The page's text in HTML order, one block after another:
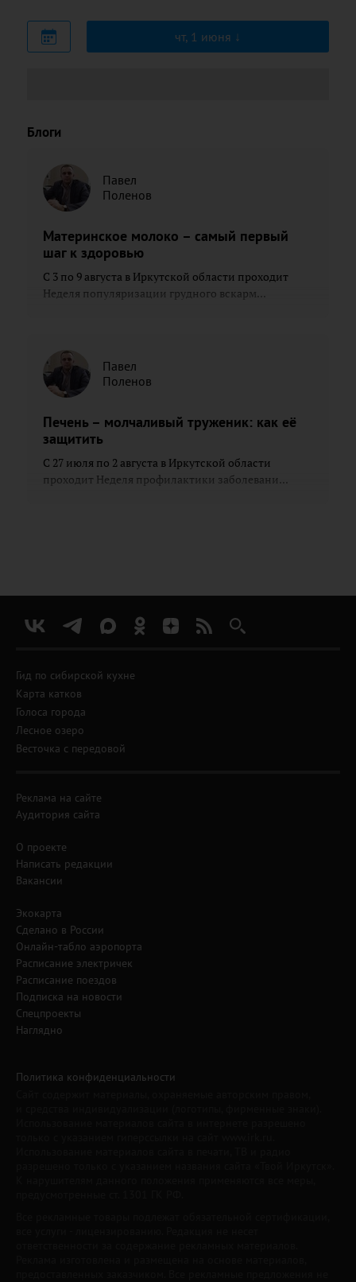
чт, 1 июня
Блоги
Павел
Поленов
Материнское молоко – самый первый
шаг к здоровью
С 3 по 9 августа в Иркутской области проходит
Неделя популяризации грудного вскарм...
Павел
Поленов
Печень – молчаливый труженик: как её
защитить
С 27 июля по 2 августа в Иркутской области
проходит Неделя профилактики заболевани...
Гид по сибирской кухне
Карта катков
Голоса города
Лесное озеро
Весточка с передовой
Реклама на сайте
Аудитория сайта
О проекте
Написать редакции
Вакансии
Экокарта
Сделано в России
Онлайн-табло аэропорта
Расписание электричек
Расписание поездов
Подписка на новости
Спецпроекты
Наглядно
Политика конфиденциальности